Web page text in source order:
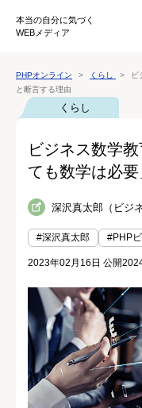
本当の自分に気づく
WEBメディア
PHPオンライン くらし
ビ
と断言する理由
くらし
ビジネス数学
ても数学は必
深沢真太郎（ビジ
#深沢真太郎 #PHP
2023年02月16日 公開